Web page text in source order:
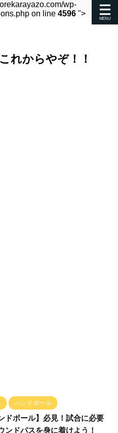
wp-
on line 4596 ">
からやぞ！！
ハンドボール
ドボール】必見！試合に必要
ンドパスを身に着けよう！